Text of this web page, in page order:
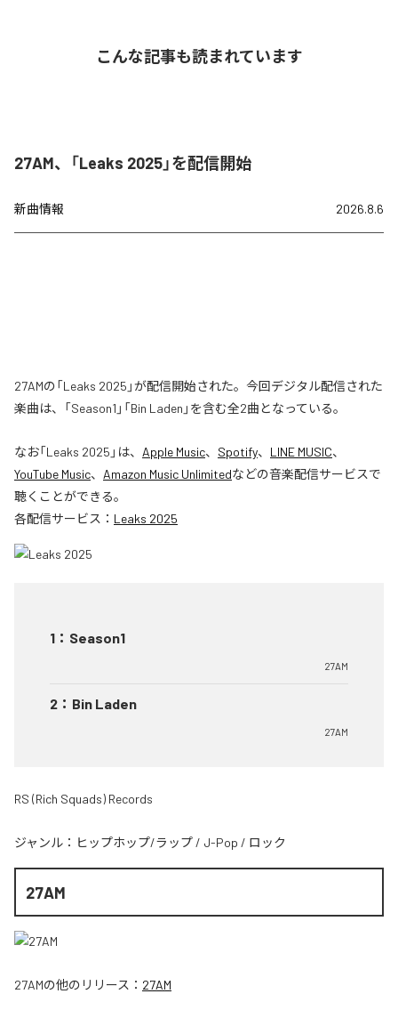
こんな記事も読まれています
27AM、「Leaks 2025」を配信開始
新曲情報 2026.8.6
27AMの「Leaks 2025」が配信開始された。今回デジタル配信された
楽曲は、「Season1」「Bin Laden」を含む全2曲となっている。
なお「Leaks 2025 」は、 Apple Music、 Spotify、 LINE MUSIC、
YouTube Music、 Amazon Music Unlimitedなどの音楽配信サービスで
聴くことができる。
各配信サービス： Leaks 2025
1 ： Season1
27AM
2 ： Bin Laden
27AM
RS (Rich Squads) Records
ジャンル： ヒップホップ/ラップ / J-Pop / ロック
27AM
27AMの他のリリース： 27AM